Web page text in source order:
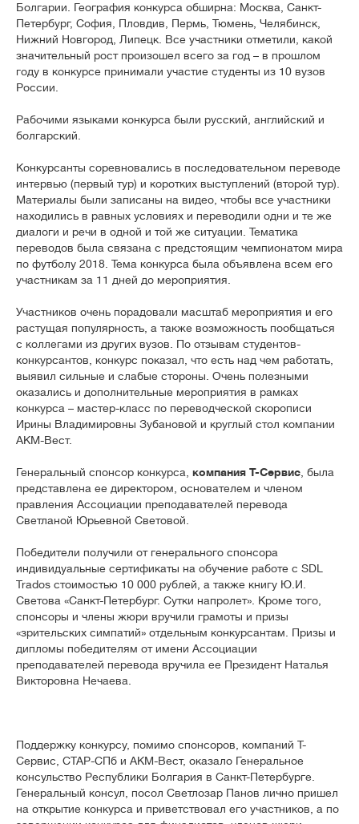
Болгарии. География конкурса обширна: Москва, Санкт-
Петербург, София, Пловдив, Пермь, Тюмень, Челябинск,
Нижний Новгород, Липецк. Все участники отметили, какой
значительный рост произошел всего за год – в прошлом
году в конкурсе принимали участие студенты из 10 вузов
России.
Рабочими языками конкурса были русский, английский и
болгарский.
Конкурсанты соревновались в последовательном переводе
интервью (первый тур) и коротких выступлений (второй тур).
Материалы были записаны на видео, чтобы все участники
находились в равных условиях и переводили одни и те же
диалоги и речи в одной и той же ситуации. Тематика
переводов была связана с предстоящим чемпионатом мира
по футболу 2018. Тема конкурса была объявлена всем его
участникам за 11 дней до мероприятия.
Участников очень порадовали масштаб мероприятия и его
растущая популярность, а также возможность пообщаться
с коллегами из других вузов. По отзывам студентов-
конкурсантов, конкурс показал, что есть над чем работать,
выявил сильные и слабые стороны. Очень полезными
оказались и дополнительные мероприятия в рамках
конкурса – мастер-класс по переводческой скорописи
Ирины Владимировны Зубановой и круглый стол компании
АКМ-Вест.
Генеральный спонсор конкурса, компания Т-Сервис , была
представлена ее директором, основателем и членом
правления Ассоциации преподавателей перевода
Светланой Юрьевной Световой.
Победители получили от генерального спонсора
индивидуальные сертификаты на обучение работе с SDL
Trados стоимостью 10 000 рублей, а также книгy Ю.И.
Светова «Санкт-Петербург. Сутки напролет». Кроме того,
спонсоры и члены жюри вручили грамоты и призы
«зрительских симпатий» отдельным конкурсантам. Призы и
дипломы победителям от имени Ассоциации
преподавателей перевода вручила ее Президент Наталья
Викторовна Нечаева.
Поддержку конкурсу, помимо спонсоров, компаний Т-
Сервис, СТАР-СПб и АКМ-Вест, оказало Генеральное
консульство Республики Болгария в Санкт-Петербурге.
Генеральный консул, посол Светлозар Панов лично пришел
на открытие конкурса и приветствовал его участников, а по